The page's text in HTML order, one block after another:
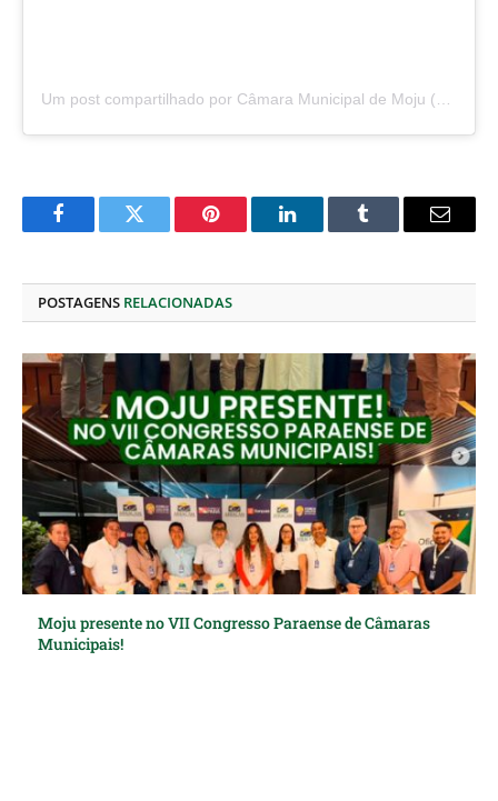
Um post compartilhado por Câmara Municipal de Moju (@camarademoju)
FacebookTwitter Pinterest O
Tumblr
E-
POSTAGENS RELACIONADAS
Moju presente no VII Congresso Paraense de Câmaras
Municipais!